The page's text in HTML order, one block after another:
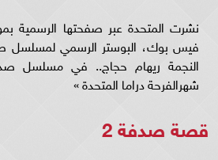
نشرت المتحدة عبر صفحتها الرسمية
شهرالفرحة دراما المتحدة »
قصة صدفة 2